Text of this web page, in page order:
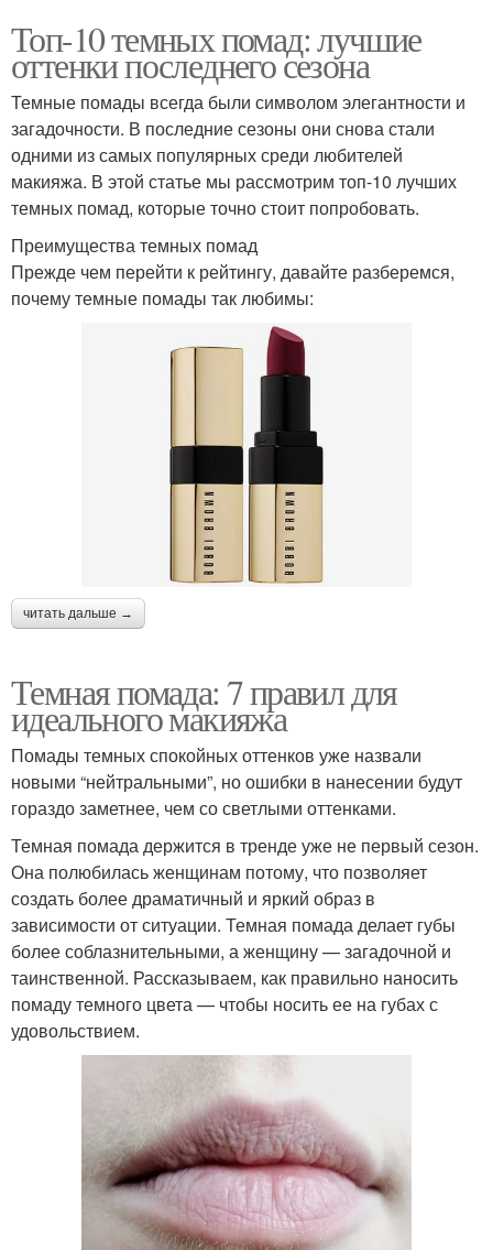
Топ-10 темных помад: лучшие
оттенки последнего сезона
Темные помады всегда были символом элегантности и
загадочности. В последние сезоны они снова стали
одними из самых популярных среди любителей
макияжа. В этой статье мы рассмотрим топ-10 лучших
темных помад, которые точно стоит попробовать.
Преимущества темных помад
Прежде чем перейти к рейтингу, давайте разберемся,
почему темные помады так любимы:
читать дальше →
Темная помада: 7 правил для
идеального макияжа
Помады темных спокойных оттенков уже назвали
новыми “нейтральными”, но ошибки в нанесении будут
гораздо заметнее, чем со светлыми оттенками.
Темная помада держится в тренде уже не первый сезон.
Она полюбилась женщинам потому, что позволяет
создать более драматичный и яркий образ в
зависимости от ситуации. Темная помада делает губы
более соблазнительными, а женщину — загадочной и
таинственной. Рассказываем, как правильно наносить
помаду темного цвета — чтобы носить ее на губах с
удовольствием.